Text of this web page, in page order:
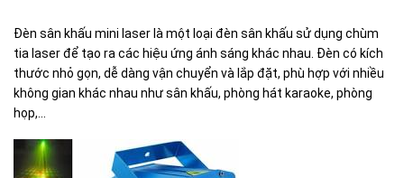
Đèn sân khấu mini laser là một loại đèn sân khấu sử dụng chùm
tia laser để tạo ra các hiệu ứng ánh sáng khác nhau. Đèn có kích
thước nhỏ gọn, dễ dàng vận chuyển và lắp đặt, phù hợp với nhiều
không gian khác nhau như sân khấu, phòng hát karaoke, phòng
họp,…